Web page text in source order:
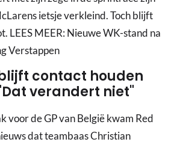
ietsje verkleind. Toch blijft
LEES MEER: Nieuwe WK-stand na
Verstappen
contact houden
verandert niet"
voor de GP van België kwam Red
dat teambaas Christian